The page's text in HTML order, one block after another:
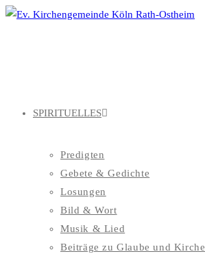
Zum
SPIRITUELLES
Predigten
Gebete & Gedichte
Losungen
Bild & Wort
Musik & Lied
Beiträge zu Glaube und Kirche